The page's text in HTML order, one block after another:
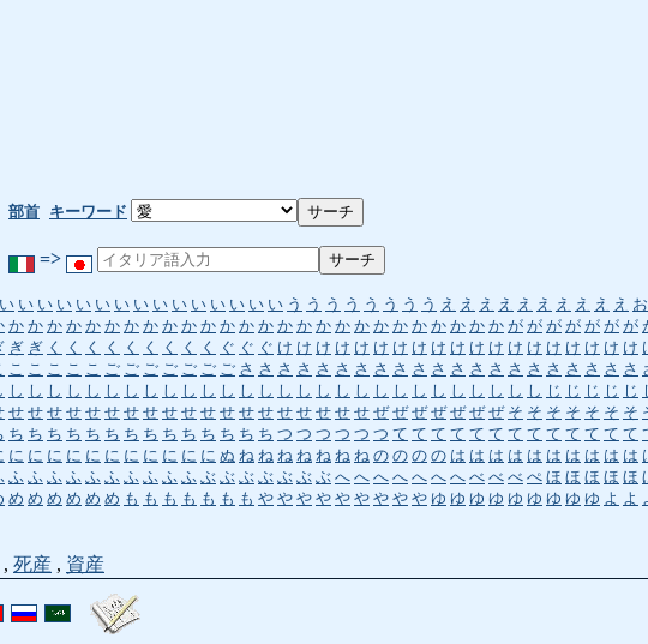
部首 キーワード
=>
い い い い い い い い い い い い い い い う う う う う う う う え え え え え え え え え え お
か か か か か か か か か か か か か か か か か か か か か か か か か か が が が が が が が
ぎ ぎ く く く く く く く く く ぐ ぐ ぐ け け け け け け け け け け け け け け け け け け け
こ こ こ こ こ ご ご ご ご ご ご ご さ さ さ さ さ さ さ さ さ さ さ さ さ さ さ さ さ さ さ さ さ
し し し し し し し し し し し し し し し し し し し し し し し し し し し し じ じ じ じ じ
せ せ せ せ せ せ せ せ せ せ せ せ せ せ せ せ せ せ せ ぜ ぜ ぜ ぜ ぜ ぜ ぜ そ そ そ そ そ そ そ
ち ち ち ち ち ち ち ち ち ち ち ち ち ち つ つ つ つ つ つ て て て て て て て て て て て て て
に に に に に に に に に に に ぬ ね ね ね ね ね ね ね の の の の は は は は は は は は は は
ふ ふ ふ ふ ふ ふ ふ ふ ふ ふ ぶ ぶ ぶ ぶ ぶ ぶ ぶ へ へ へ へ へ へ へ べ べ べ ぺ ほ ほ ほ ほ ほ
め め め め め め も も も も も も も や や や や や や や や や ゆ ゆ ゆ ゆ ゆ ゆ ゆ ゆ ゆ よ よ
, 死産 , 資産